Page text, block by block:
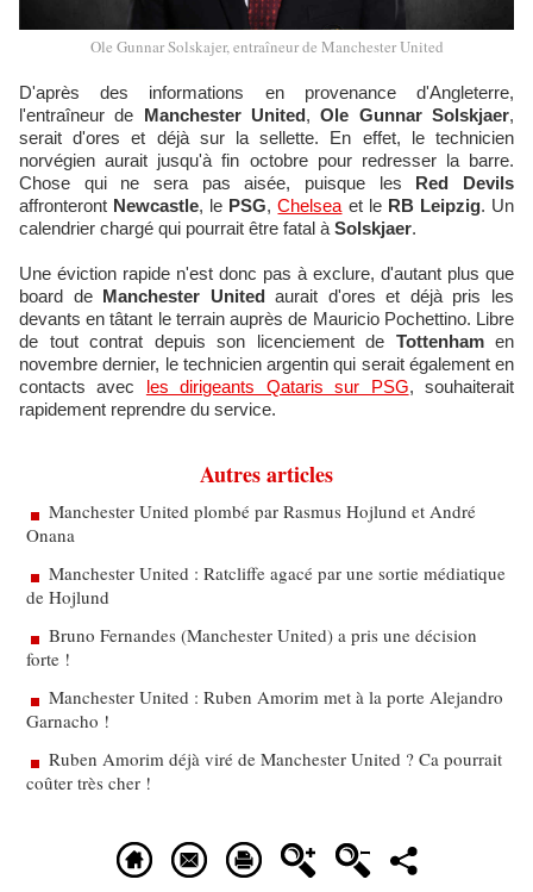
Ole Gunnar Solskajer, entraîneur de Manchester United
D'après des informations en provenance d'Angleterre,
l'entraîneur de Manchester United,Ole Gunnar Solskjaer,
serait d'ores et déjà sur la sellette. En effet, le technicien
norvégien aurait jusqu'à fin octobre pour redresser la barre.
Chose qui ne sera pas aisée, puisque les Red Devils
affronteront Newcastle, le PSG,Chelsea et le RB Leipzig. Un
calendrier chargé qui pourrait être fatal à Solskjaer.
Une éviction rapide n'est donc pas à exclure, d'autant plus que
board de Manchester Unitedaurait d'ores et déjà pris les
devants en tâtant le terrain auprès de Mauricio Pochettino. Libre
de tout contrat depuis son licenciement de Tottenhamen
novembre dernier, le technicien argentin qui serait également en
contacts avec les dirigeants Qataris sur PSG, souhaiterait
rapidement reprendre du service.
Autres articles
Manchester United plombé par Rasmus Hojlund et André
Onana
Manchester United : Ratcliffe agacé par une sortie médiatique
de Hojlund
Bruno Fernandes (Manchester United) a pris une décision
forte !
Manchester United : Ruben Amorim met à la porte Alejandro
Garnacho !
Ruben Amorim déjà viré de Manchester United ? Ca pourrait
coûter très cher !